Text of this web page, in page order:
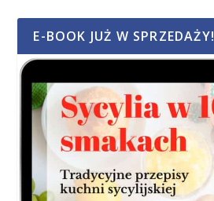
E-BOOK JUŻ W SPRZEDAŻY!